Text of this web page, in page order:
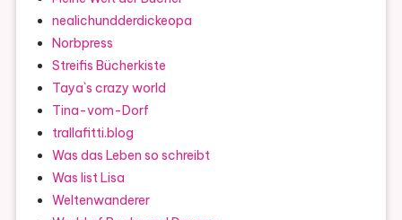
nealichundderdickeopa
Norbpress
Streifis Bücherkiste
Taya`s crazy world
Tina-vom-Dorf
trallafitti.blog
Was das Leben so schreibt
Was list Lisa
Weltenwanderer